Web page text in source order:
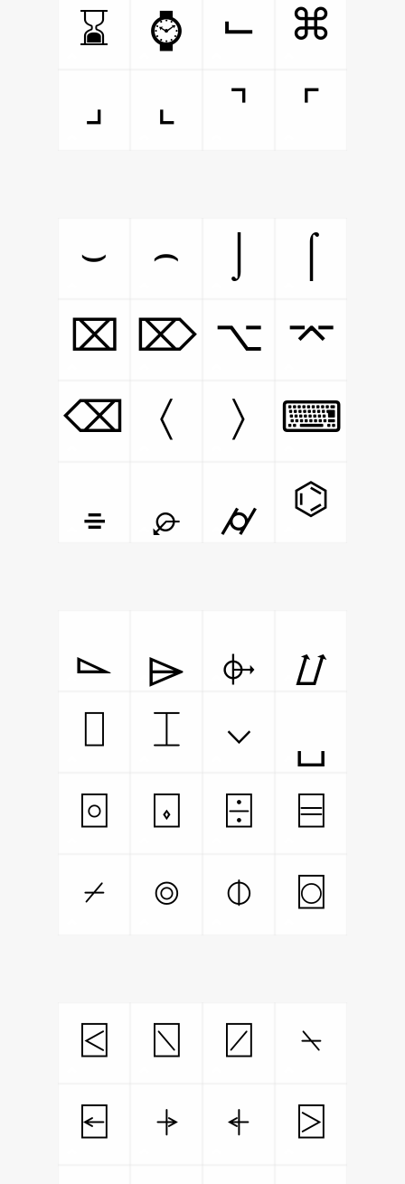
⌘
⌙
⌚
⌛
⌜
⌝
⌞
⌟
⌠
⌢
⌣
⌤
⌥
⌦
⌧
⌨
〈
〉
⌫
⌬
⌭
⌮
⌯
⌰
⌱
⌲
⌳
⌴
⌵
⌶
⌷
⌸
⌹
⌺
⌻
⌼
⌽
⌾
⌿
⍀
⍁
⍂
⍃
⍄
⍅
⍆
⍇